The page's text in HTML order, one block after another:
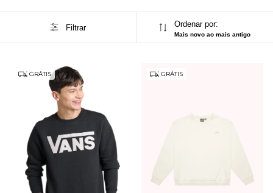
Filtrar Ordenar por:
Mais novo ao mais antigo
GRÁTIS GRÁTIS